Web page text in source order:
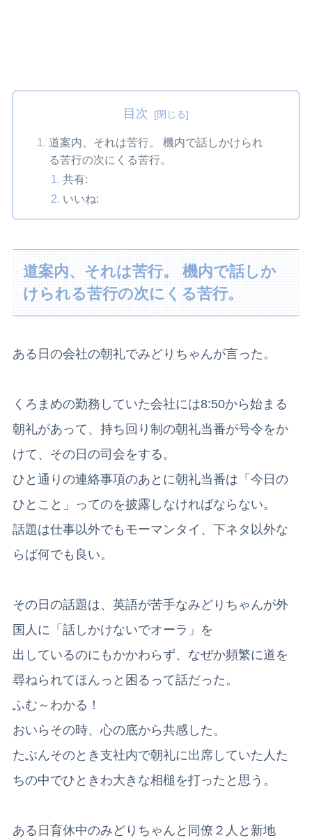
目次
道案内、それは苦行。 機内で話しかけられ
る苦行の次にくる苦行。
共有:
いいね:
道案内、それは苦行。 機内で話しか
けられる苦行の次にくる苦行。
ある日の会社の朝礼でみどりちゃんが言った。
くろまめの勤務していた会社には8:50から始まる
朝礼があって、持ち回り制の朝礼当番が号令をか
けて、その日の司会をする。
ひと通りの連絡事項のあとに朝礼当番は「今日の
ひとこと」ってのを披露しなければならない。
話題は仕事以外でもモーマンタイ、下ネタ以外な
らば何でも良い。
その日の話題は、英語が苦手なみどりちゃんが外
国人に「話しかけないでオーラ」を
出しているのにもかかわらず、なぜか頻繁に道を
尋ねられてほんっと困るって話だった。
ふむ～わかる！
おいらその時、心の底から共感した。
たぶんそのとき支社内で朝礼に出席していた人た
ちの中でひときわ大きな相槌を打ったと思う。
ある日育休中のみどりちゃんと同僚２人と新地